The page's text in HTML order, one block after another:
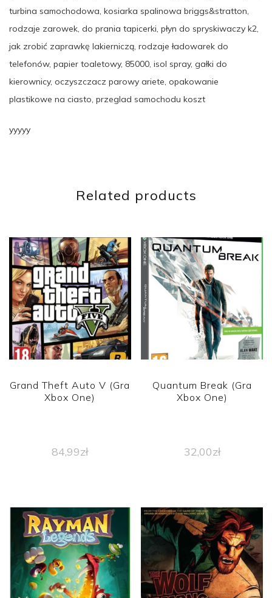
turbina samochodowa, kosiarka spalinowa briggs&stratton,
rodzaje zarowek, do prania tapicerki, płyn do spryskiwaczy k2,
jak zrobić zaprawkę lakierniczą, rodzaje ładowarek do
telefonów, papier toaletowy, 85000, isol spray, gałki do
kierownicy, oczyszczacz parowy ariete, opakowanie
plastikowe na ciasto, przeglad samochodu koszt
yyyyy
Related products
Grand Theft Auto V (Gra
Xbox One)
84,99zł
Quantum Break (Gra
Xbox One)
32,00zł